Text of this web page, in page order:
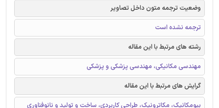
وضعیت ترجمه متون داخل تصاویر
ترجمه نشده است
رشته های مرتبط با این مقاله
مهندسی مکانیکی، مهندسی پزشکی و پزشکی
گرایش های مرتبط با این مقاله
بیومکانیک، مکاترونیک، طراحی کاربردی، ساخت و تولید و نانوفناوری